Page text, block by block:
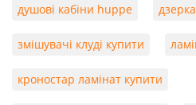
душові кабіни huppe
змішувачі клуді купити
кроностар ламінат купити